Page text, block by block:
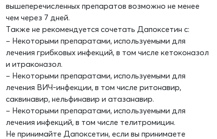
вышеперечисленных препаратов возможно не менее
чем через 7 дней.
Также не рекомендуется сочетать Дапоксетин c:
– Некоторыми препаратами, используемыми для
лечения грибковых инфекций, в том числе кетоконазол
и итраконазол.
– Некоторыми препаратами, используемыми для
лечения ВИЧ-инфекции, в том числе ритонавир,
саквинавир, нельфинавир и атазанавир.
– Некоторыми препаратами, используемыми для
лечения инфекций, в том числе телитромицин.
Не принимайте Дапоксетин, если вы принимаете